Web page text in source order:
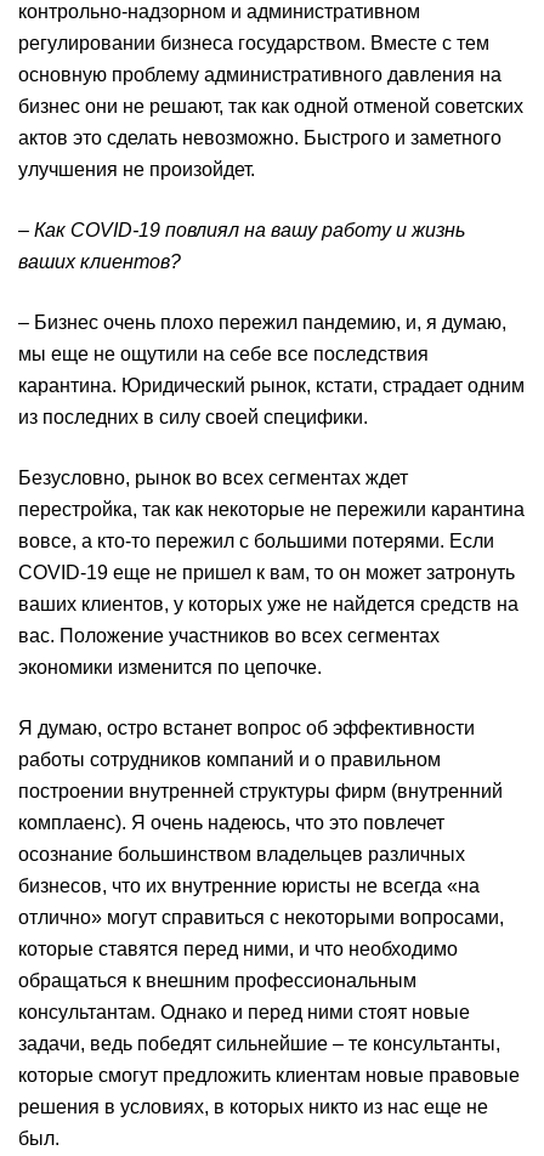
контрольно-надзорном и административном
регулировании бизнеса государством. Вместе с тем
основную проблему административного давления на
бизнес они не решают, так как одной отменой советских
актов это сделать невозможно. Быстрого и заметного
улучшения не произойдет.
– Как COVID-19 повлиял на вашу работу и жизнь
ваших клиентов?
– Бизнес очень плохо пережил пандемию, и, я думаю,
мы еще не ощутили на себе все последствия
карантина. Юридический рынок, кстати, страдает одним
из последних в силу своей специфики.
Безусловно, рынок во всех сегментах ждет
перестройка, так как некоторые не пережили карантина
вовсе, а кто-то пережил с большими потерями. Если
COVID-19 еще не пришел к вам, то он может затронуть
ваших клиентов, у которых уже не найдется средств на
вас. Положение участников во всех сегментах
экономики изменится по цепочке.
Я думаю, остро встанет вопрос об эффективности
работы сотрудников компаний и о правильном
построении внутренней структуры фирм (внутренний
комплаенс). Я очень надеюсь, что это повлечет
осознание большинством владельцев различных
бизнесов, что их внутренние юристы не всегда «на
отлично» могут справиться с некоторыми вопросами,
которые ставятся перед ними, и что необходимо
обращаться к внешним профессиональным
консультантам. Однако и перед ними стоят новые
задачи, ведь победят сильнейшие – те консультанты,
которые смогут предложить клиентам новые правовые
решения в условиях, в которых никто из нас еще не
был.